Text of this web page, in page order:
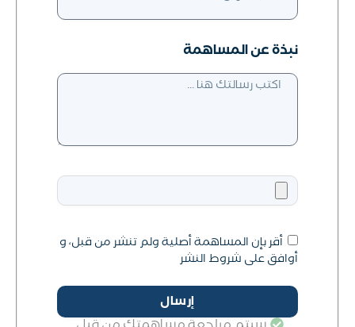
نبذة عن المساهمة
أقر بإن المساهمة أصلية ولم تنشر من قبل، و
أوافق على شروط النشر
إرسال